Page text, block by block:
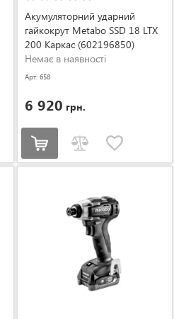
Акумуляторний ударний
гайкокрут Metabo SSD 18 LTX
200 Каркас (602196850)
Немає в наявності
Арт: 658
6 920 грн.